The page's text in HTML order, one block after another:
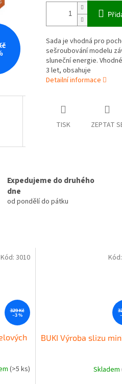
Sada je vhodná pro
sešroubování modelu
sluneční energie.
3 let, obsahuje
Detailní informace
TISK ZEPTAT
Expedujeme do druhého
dne
od pondělí do pátku
329 Kč
–3 %
(>5 ks)
Kód: 3010
BUKI Výroba slizu
Skladem